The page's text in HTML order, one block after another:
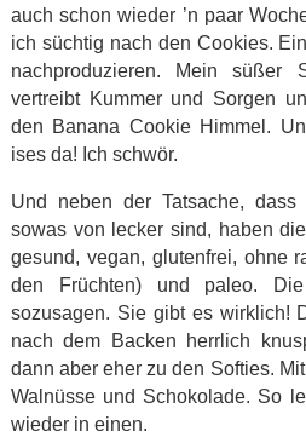
auch schon wieder ’n paar
ich süchtig nach den Cookies.
nachproduzieren. Mein süßer
vertreibt Kummer und Sorgen
den Banana Cookie Himmel.
ises da! Ich schwör.
Und neben der Tatsache,
sowas von lecker sind, haben
gesund, vegan, glutenfrei, ohne
den Früchten) und paleo.
sozusagen. Sie gibt es wirklich!
nach dem Backen herrlich
dann aber eher zu den Softies.
Walnüsse und Schokolade. So
wieder in einen.